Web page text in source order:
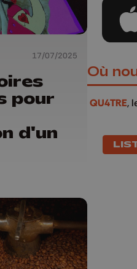
17/07/2025
pour
d'un
Où
QU4TRE,